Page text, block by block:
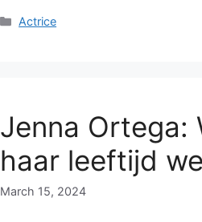
Categories
Actrice
Jenna Ortega:
haar leeftijd
March 15, 2024